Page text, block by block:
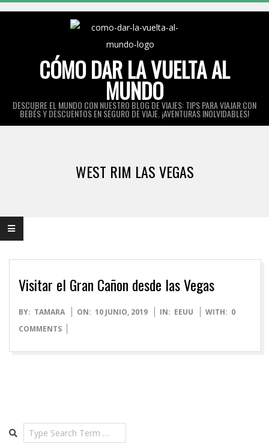
CÓMO DAR LA VUELTA AL
MUNDO
DESCUBRE EL MUNDO CON NUESTRO BLOG DE VIAJES: TIPS PARA VIAJAR CON
BEBÉS Y DESCUENTOS EN SEGURO DE VIAJE. ¡AVENTURAS INOLVIDABLES!
WEST RIM LAS VEGAS
Visitar el Gran Cañon desde las Vegas
2019-
06-
BY: TAMARA ON: 10 JUNIO, 2019 IN: EEUU WITH: 0
COMMENTS
Search